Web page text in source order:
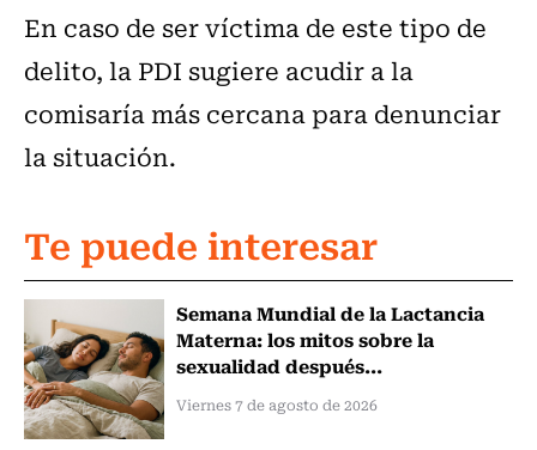
En caso de ser víctima de este tipo de
delito, la PDI sugiere acudir a la
comisaría más cercana para denunciar
la situación.
Te puede interesar
Semana Mundial de la Lactancia
Materna: los mitos sobre la
sexualidad después...
Viernes 7 de agosto de 2026